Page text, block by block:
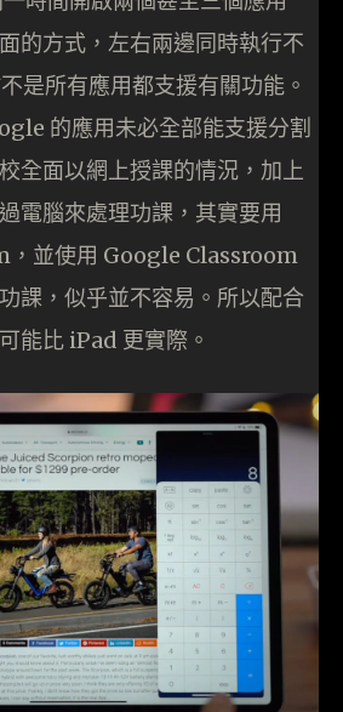
的方式，左右兩邊同時執行不
是所有應用都支援有關功能。
的應用未必全部能支援分割
全面以網上授課的情況，加上
電腦來處理功課，其實要用
，並使用 Google Classroom
課，似乎並不容易。所以配合
能比 iPad 更實際。